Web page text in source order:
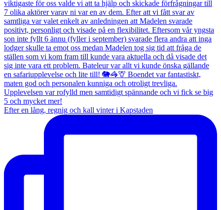
Efter en lång, regnig och kall vinter i Kapstaden